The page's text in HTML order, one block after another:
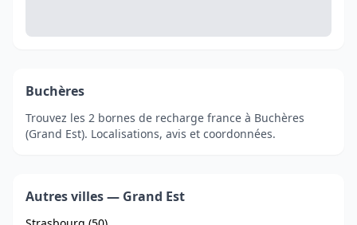
Buchères
Trouvez les 2 bornes de recharge france à Buchères
(Grand Est). Localisations, avis et coordonnées.
Autres villes — Grand Est